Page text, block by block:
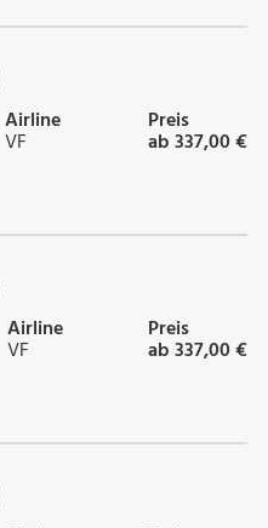
Airline
VF
Preis
ab 337,00 €
Airline
VF
Preis
ab 337,00 €